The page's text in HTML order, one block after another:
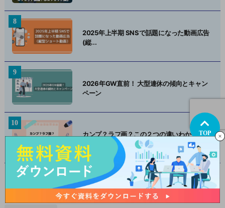
2025年上半期 SNSで話題になった動画広告
(縦...
2026年GW直前！ 大型連休の傾向とキャン
ペーン
カンプ？ラフ画？この２つの違いわかります
か？-イラ...
トピックス
TOP